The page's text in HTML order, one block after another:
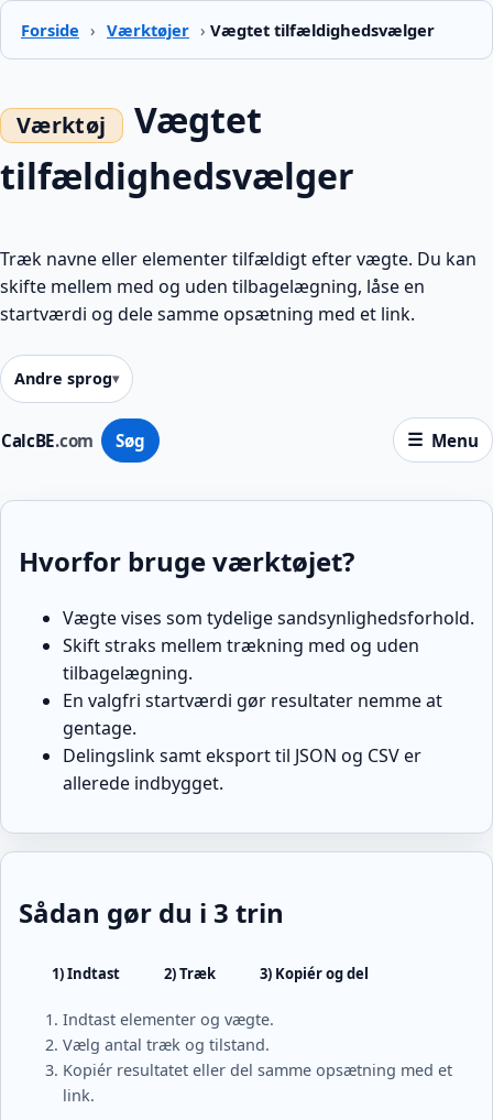
Forside › Værktøjer › Vægtet tilfældighedsvælger
CalcBE.com Søg Menu
Vægtet
tilfældighedsvælger
Træk navne eller elementer tilfældigt efter vægte. Du kan
skifte mellem med og uden tilbagelægning, låse en
startværdi og dele samme opsætning med et link.
Andre sprog
Hvorfor bruge værktøjet?
Vægte vises som tydelige sandsynlighedsforhold.
Skift straks mellem trækning med og uden
tilbagelægning.
En valgfri startværdi gør resultater nemme at
gentage.
Delingslink samt eksport til JSON og CSV er
allerede indbygget.
Sådan gør du i 3 trin
1) Indtast 2) Træk 3) Kopiér og del
Indtast elementer og vægte.
Vælg antal træk og tilstand.
Kopiér resultatet eller del samme opsætning med et
link.